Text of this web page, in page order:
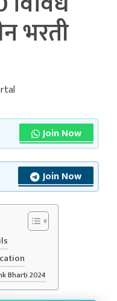
भरती
Join Now
Join Now
Bharti 2024